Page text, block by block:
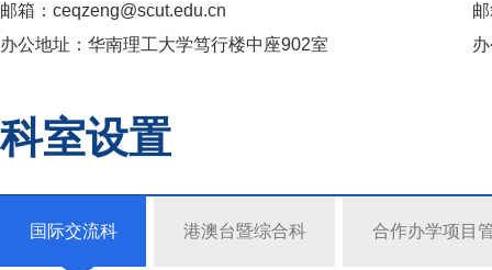
邮箱：ceqzeng@scut.edu.cn
办公地址：华南理工大学笃行楼中座902室
科室设置
国际交流科 港澳台暨综合科 合作办学项目